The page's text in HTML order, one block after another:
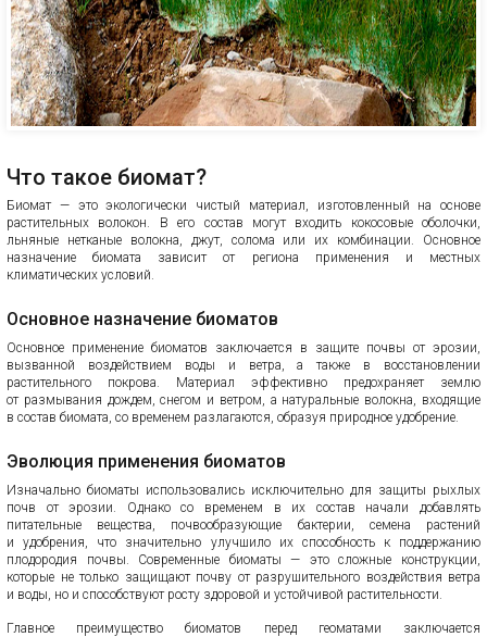
Что такое биомат?
Биомат — это экологически чистый материал, изготовленный на основе
растительных волокон. В его состав могут входить кокосовые оболочки,
льняные нетканые волокна, джут, солома или их комбинации. Основное
назначение биомата зависит от региона применения и местных
климатических условий.
Основное назначение биоматов
Основное применение биоматов заключается в защите почвы от эрозии,
вызванной воздействием воды и ветра, а также в восстановлении
растительного покрова. Материал эффективно предохраняет землю
от размывания дождем, снегом и ветром, а натуральные волокна, входящие
в состав биомата, со временем разлагаются, образуя природное удобрение.
Эволюция применения биоматов
Изначально биоматы использовались исключительно для защиты рыхлых
почв от эрозии. Однако со временем в их состав начали добавлять
питательные вещества, почвообразующие бактерии, семена растений
и удобрения, что значительно улучшило их способность к поддержанию
плодородия почвы. Современные биоматы — это сложные конструкции,
которые не только защищают почву от разрушительного воздействия ветра
и воды, но и способствуют росту здоровой и устойчивой растительности.
Главное преимущество биоматов перед геоматами заключается